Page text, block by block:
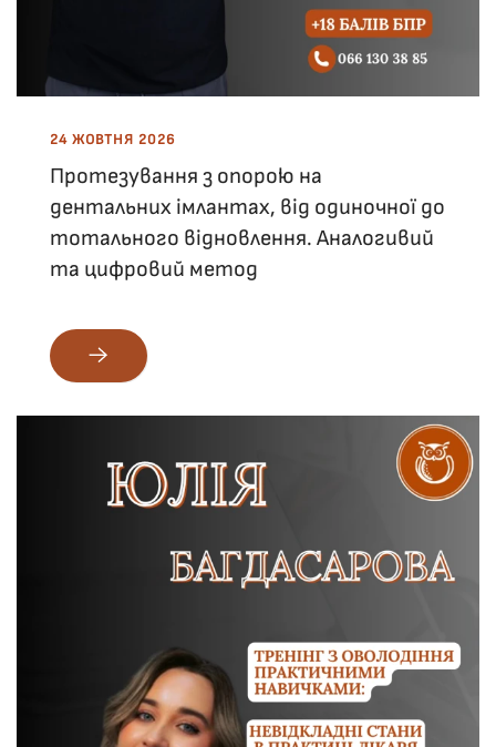
24 ЖОВТНЯ 2026
Протезування з опорою на
дентальних імлантах, від одиночної до
тотального відновлення. Аналогивий
та цифровий метод